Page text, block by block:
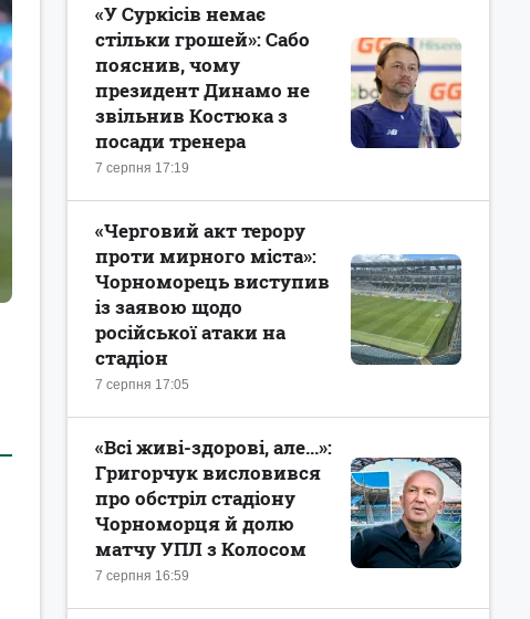
7 серпня 17:19
«У Суркісів немає
стільки грошей»: Сабо
пояснив, чому
президент Динамо не
звільнив Костюка з
посади тренера
7 серпня 17:05
«Черговий акт терору
проти мирного міста»:
Чорноморець виступив
із заявою щодо
російської атаки на
стадіон
7 серпня 16:59
«Всі живі-здорові, але...»:
Григорчук висловився
про обстріл стадіону
Чорноморця й долю
матчу УПЛ з Колосом